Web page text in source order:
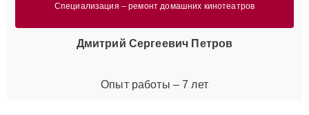
Специализация – ремонт домашних кинотеатров
Дмитрий Сергеевич Петров
Опыт работы – 7 лет